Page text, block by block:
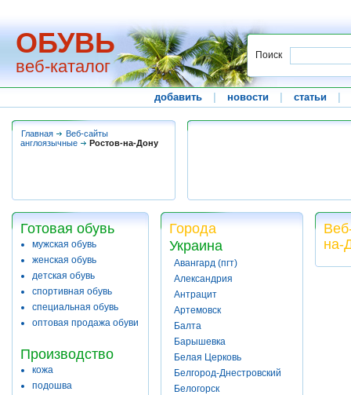
ОБУВЬ
веб-каталог
Поиск
добавить новости статьи
Главная
Веб-сайты
англоязычные
Ростов-на-Дону
Готовая обувь
мужская обувь
женская обувь
детская обувь
спортивная обувь
специальная обувь
оптовая продажа обуви
Производство
кожа
подошва
Города
Украина
Авангард (пгт)
Александрия
Антрацит
Артемовск
Балта
Барышевка
Белая Церковь
Белгород-Днестровский
Белогорск
на-